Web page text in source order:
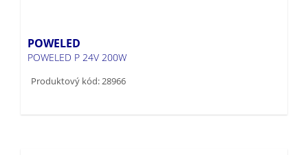
POWELED
POWELED P 24V 200W
Produktový kód: 28966